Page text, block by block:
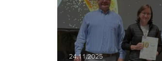
24.11.2025